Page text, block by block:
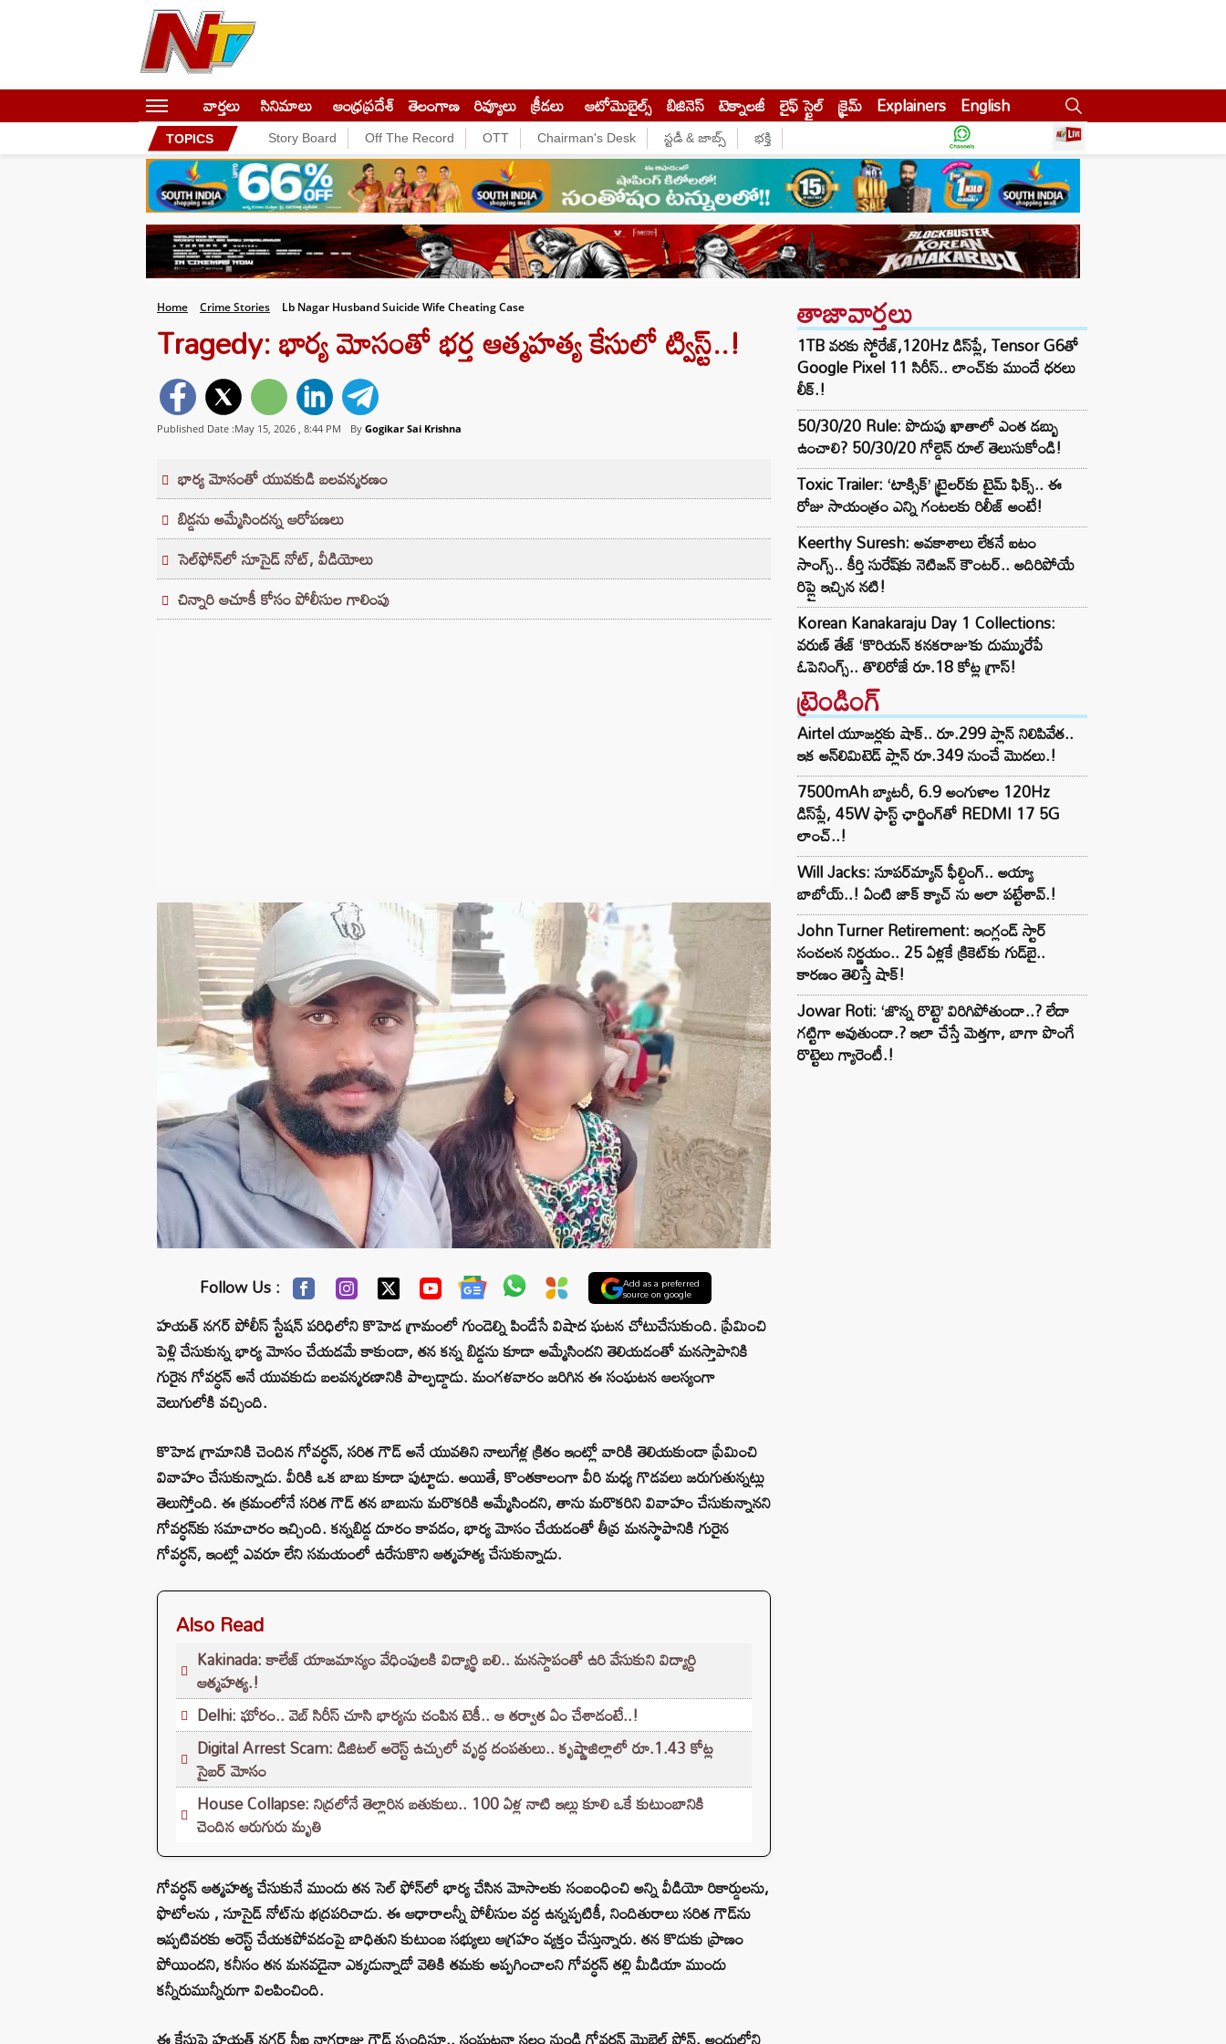
వార్తలు సినిమాలు ఆంధ్రప్రదేశ్ తెలంగాణ రివ్యూలు క్రీడలు ఆటోమొబైల్స్ బిజినెస్‌ టెక్నాలజీ లైఫ్ స్టైల్ క్రైమ్ Explainers English
TOPICS Story Board Off The Record OTT Chairman's Desk స్టడీ & జాబ్స్ భక్తి
Home Crime Stories Lb Nagar Husband Suicide Wife Cheating Case
Tragedy: భార్య మోసంతో భర్త ఆత్మహత్య కేసులో ట్విస్ట్..!
Published Date :May 15, 2026 , 8:44 PM By Gogikar Sai Krishna
భార్య మోసంతో యువకుడి బలవన్మరణం
బిడ్డను అమ్మేసిందన్న ఆరోపణలు
సెల్‌ఫోన్‌లో సూసైడ్ నోట్, వీడియోలు
చిన్నారి ఆచూకీ కోసం పోలీసుల గాలింపు
Follow Us : Add as a preferred
source on google
హయత్ నగర్ పోలీస్ స్టేషన్ పరిధిలోని కొహెడ గ్రామంలో గుండెల్ని పిండేసే విషాద ఘటన చోటుచేసుకుంది. ప్రేమించి
పెళ్లి చేసుకున్న భార్య మోసం చేయడమే కాకుండా, తన కన్న బిడ్డను కూడా అమ్మేసిందని తెలియడంతో మనస్తాపానికి
గురైన గోవర్ధన్ అనే యువకుడు బలవన్మరణానికి పాల్పడ్డాడు. మంగళవారం జరిగిన ఈ సంఘటన ఆలస్యంగా
వెలుగులోకి వచ్చింది.
కొహెడ గ్రామానికి చెందిన గోవర్ధన్, సరిత గౌడ్ అనే యువతిని నాలుగేళ్ల క్రితం ఇంట్లో వారికి తెలియకుండా ప్రేమించి
వివాహం చేసుకున్నాడు. వీరికి ఒక బాబు కూడా పుట్టాడు. అయితే, కొంతకాలంగా వీరి మధ్య గొడవలు జరుగుతున్నట్లు
తెలుస్తోంది. ఈ క్రమంలోనే సరిత గౌడ్ తన బాబును మరొకరికి అమ్మేసిందని, తాను మరొకరిని వివాహం చేసుకున్నానని
గోవర్ధన్‌కు సమాచారం ఇచ్చింది. కన్నబిడ్డ దూరం కావడం, భార్య మోసం చేయడంతో తీవ్ర మనస్థాపానికి గురైన
గోవర్ధన్, ఇంట్లో ఎవరూ లేని సమయంలో ఉరేసుకొని ఆత్మహత్య చేసుకున్నాడు.
Also Read
Kakinada: కాలేజ్ యాజమాన్యం వేధింపులకి విద్యార్థి బలి.. మనస్దాపంతో ఉరి వేసుకుని విద్యార్ది
ఆత్మహత్య.!
Delhi: ఘోరం.. వెబ్ సిరీస్ చూసి భార్యను చంపిన టెకీ.. ఆ తర్వాత ఏం చేశాడంటే..!
Digital Arrest Scam: డిజిటల్ అరెస్ట్ ఉచ్చులో వృద్ధ దంపతులు.. కృష్ణాజిల్లాలో రూ.1.43 కోట్ల
సైబర్ మోసం
House Collapse: నిద్రలోనే తెల్లారిన బతుకులు.. 100 ఏళ్ల నాటి ఇల్లు కూలి ఒకే కుటుంబానికి
చెందిన ఆరుగురు మృతి
గోవర్ధన్ ఆత్మహత్య చేసుకునే ముందు తన సెల్ ఫోన్‌లో భార్య చేసిన మోసాలకు సంబంధించి అన్ని వీడియో రికార్డులను,
ఫొటోలను , సూసైడ్ నోట్‌ను భద్రపరిచాడు. ఈ ఆధారాలన్నీ పోలీసుల వద్ద ఉన్నప్పటికీ, నిందితురాలు సరిత గౌడ్‌ను
ఇప్పటివరకు అరెస్ట్ చేయకపోవడంపై బాధితుని కుటుంబ సభ్యులు ఆగ్రహం వ్యక్తం చేస్తున్నారు. తన కొడుకు ప్రాణం
పోయిందని, కనీసం తన మనవడైనా ఎక్కడున్నాడో వెతికి తమకు అప్పగించాలని గోవర్ధన్ తల్లి మీడియా ముందు
కన్నీరుమున్నీరుగా విలపించింది.
తాజావార్తలు
1TB వరకు స్టోరేజ్,120Hz డిస్‌ప్లే, Tensor G6తో
Google Pixel 11 సిరీస్.. లాంచ్⁭కు ముందే ధరలు
లీక్.!
50/30/20 Rule: పొదుపు ఖాతాలో ఎంత డబ్బు
ఉంచాలి? 50/30/20 గోల్డెన్ రూల్ తెలుసుకోండి!
Toxic Trailer: ‘టాక్సిక్’ ట్రైలర్‌కు టైమ్ ఫిక్స్.. ఈ
రోజు సాయంత్రం ఎన్ని గంటలకు రిలీజ్ అంటే!
Keerthy Suresh: అవకాశాలు లేకనే ఐటం
సాంగ్స్.. కీర్తి సురేష్‌కు నెటిజన్ కౌంటర్.. అదిరిపోయే
రిప్లై ఇచ్చిన నటి!
Korean Kanakaraju Day 1 Collections:
వరుణ్ తేజ్ ‘కొరియన్ కనకరాజు’కు దుమ్మురేపే
ఓపెనింగ్స్.. తొలిరోజే రూ.18 కోట్ల గ్రాస్!
ట్రెండింగ్‌
Airtel యూజర్లకు షాక్.. రూ.299 ప్లాన్ నిలిపివేత..
ఇక అన్‌లిమిటెడ్ ప్లాన్ రూ.349 నుంచే మొదలు.!
7500mAh బ్యాటరీ, 6.9 అంగుళాల 120Hz
డిస్‌ప్లే, 45W ఫాస్ట్ ఛార్జింగ్‌తో REDMI 17 5G
లాంచ్..!
Will Jacks: సూపర్‌మ్యాన్ ఫీల్డింగ్.. అయ్యా
బాబోయ్..! ఏంటి జాక్ క్యాచ్ ను అలా పట్టేశావ్.!
John Turner Retirement: ఇంగ్లండ్ స్టార్
సంచలన నిర్ణయం.. 25 ఏళ్లకే క్రికెట్‌కు గుడ్‌బై..
కారణం తెలిస్తే షాక్!
Jowar Roti: ‘జొన్న రొట్టె’ విరిగిపోతుందా..? లేదా
గట్టిగా అవుతుందా.? ఇలా చేస్తే మెత్తగా, బాగా పొంగే
రొట్టెలు గ్యారెంటీ.!